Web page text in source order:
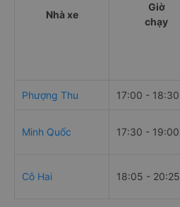
Nhà xe
Giờ
chạy
Phượng Thu 17:00 - 18:30
Minh Quốc 17:30 - 19:00
Cô Hai 18:05 - 20:25